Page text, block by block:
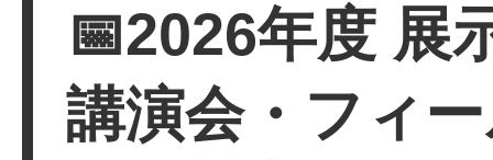
📅2026年度 展
講演会・フィ